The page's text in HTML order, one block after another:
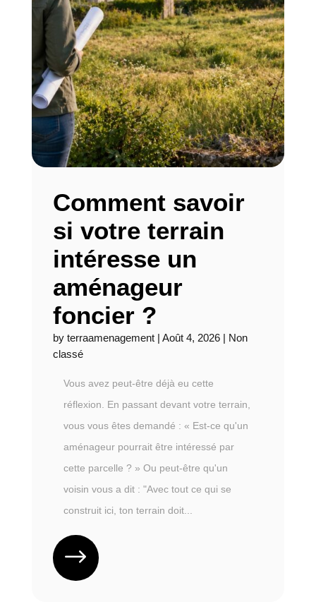
Comment savoir
si votre terrain
intéresse un
aménageur
foncier ?
by terraamenagement| Août 4, 2026| Non
classé
Vous avez peut-être déjà eu cette
réflexion. En passant devant votre terrain,
vous vous êtes demandé : « Est-ce qu'un
aménageur pourrait être intéressé par
cette parcelle ? » Ou peut-être qu'un
voisin vous a dit : "Avec tout ce qui se
construit ici, ton terrain doit...